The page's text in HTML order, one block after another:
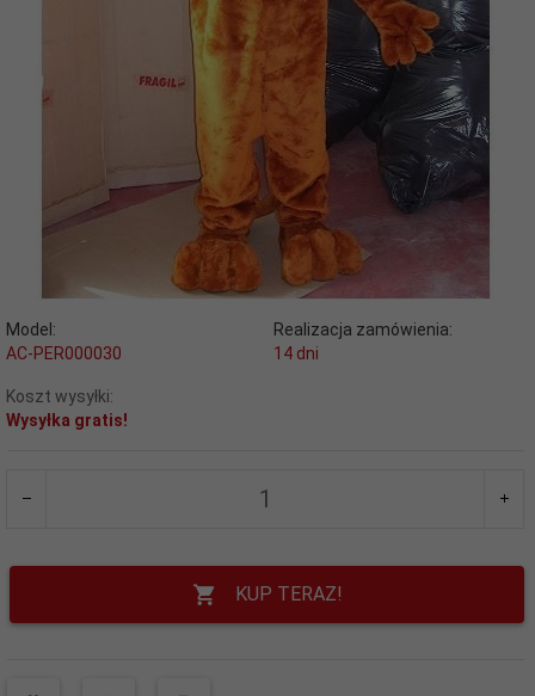
Model:
AC-PER000030
Realizacja zamówienia:
14 dni
Koszt wysyłki:
Wysyłka gratis!
KUP TERAZ!